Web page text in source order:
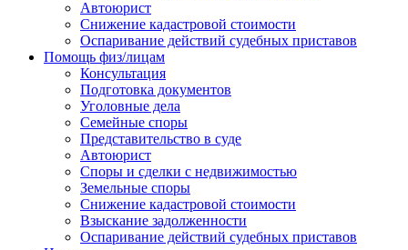
Автоюрист
Снижение кадастровой стоимости
Оспаривание действий судебных приставов
Помощь физ/лицам
Консультация
Подготовка документов
Уголовные дела
Семейные споры
Представительство в суде
Автоюрист
Споры и сделки с недвижимостью
Земельные споры
Снижение кадастровой стоимости
Взыскание задолженности
Оспаривание действий судебных приставов